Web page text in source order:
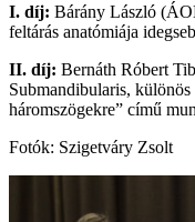
I. díj: Bárány László
feltárás anatómiája
II. díj: Bernáth Róbert
Submandibularis,
háromszögekre” című
Fotók: Szigetváry Zsolt